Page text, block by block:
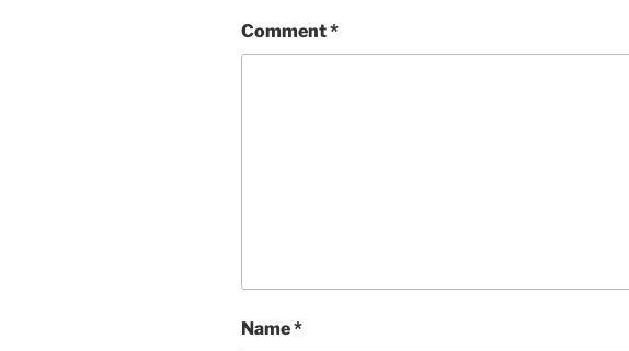
Comment*
Name*